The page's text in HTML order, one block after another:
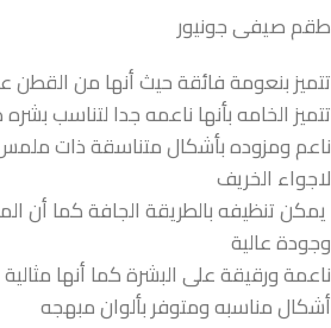
طقم صيفى جونيور
تتميز بنعومة فائقة حيث أنها من القطن
تتميز الخامه بأنها ناعمه جدا لتناسب
ناعم ومزوده بأشكال متناسقة ذات
لاجواء الخريف
يمكن تنظيفه بالطريقة الجافة كما أن
وجودة عالية
ناعمة ورقيقة على البشرة كما أنها
أشكال مناسبه ومتوفر بألوان مبهجه